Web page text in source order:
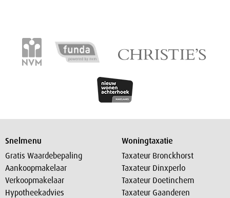
Snelmenu
Gratis Waardebepaling
Aankoopmakelaar
Verkoopmakelaar
Hypotheekadvies
Woningtaxatie
Taxateur Bronckhorst
Taxateur Dinxperlo
Taxateur Doetinchem
Taxateur Gaanderen